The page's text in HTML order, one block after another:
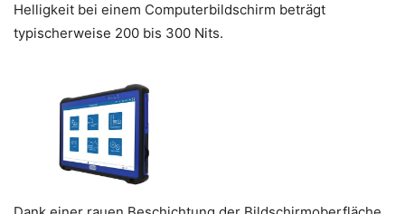
Helligkeit bei einem Computerbildschirm beträgt
typischerweise 200 bis 300 Nits.